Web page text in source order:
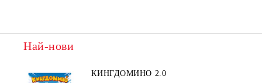
Най-нови
КИНГДОМИНО 2.0